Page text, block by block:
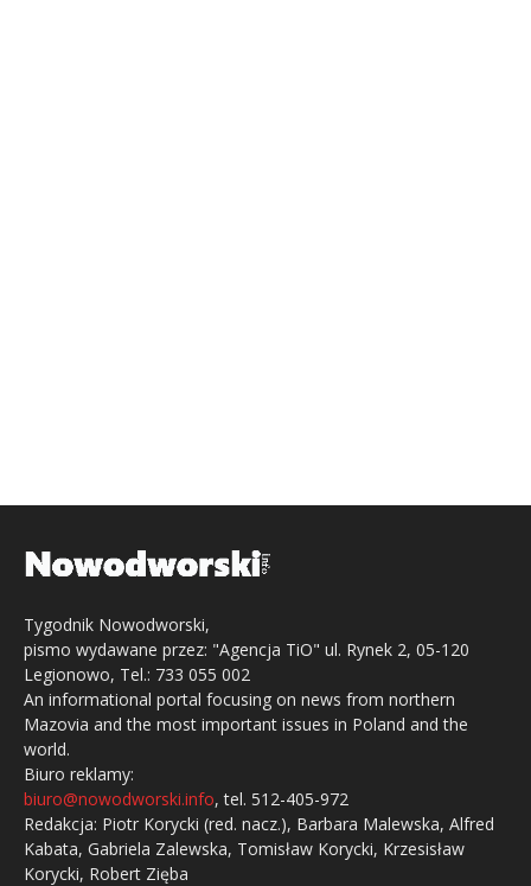
Tygodnik Nowodworski,
pismo wydawane przez: "Agencja TiO" ul. Rynek 2, 05-120
Legionowo, Tel.: 733 055 002
An informational portal focusing on news from northern
Mazovia and the most important issues in Poland and the
world.
Biuro reklamy:
biuro@nowodworski.info, tel. 512-405-972
Redakcja: Piotr Korycki (red. nacz.), Barbara Malewska, Alfred
Kabata, Gabriela Zalewska, Tomisław Korycki, Krzesisław
Korycki, Robert Zięba